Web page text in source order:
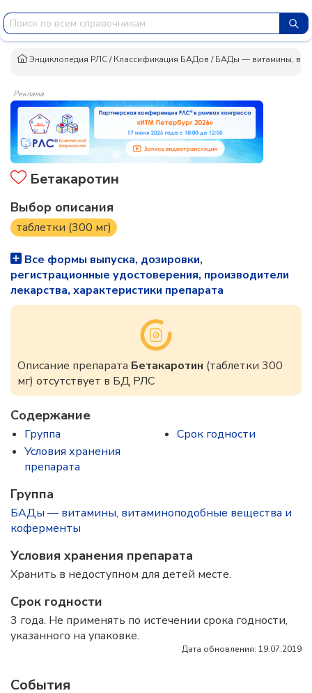
Энциклопедия РЛС/Классификация БАДов /БАДы — витамины,
Реклама
Бетакаротин
Выбор описания
таблетки (300 мг)
Все формы выпуска, дозировки,
регистрационные удостоверения, производители
лекарства, характеристики препарата
Описание препарата Бетакаротин (таблетки 300
мг) отсутствует в БД РЛС
Содержание
Группа
Условия хранения
препарата
Срок годности
Группа
БАДы — витамины, витаминоподобные вещества и
коферменты
Условия хранения препарата
Хранить в недоступном для детей месте.
Срок годности
3 года. Не применять по истечении срока годности,
указанного на упаковке.
Дата обновления: 19.07.2019
События